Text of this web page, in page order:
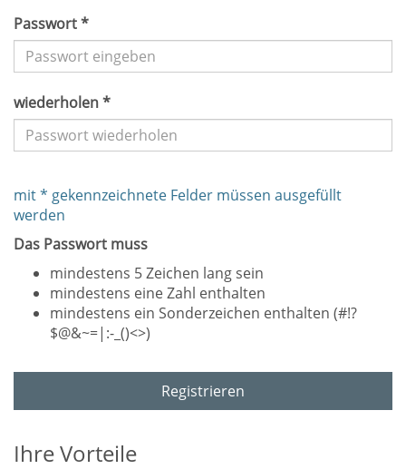
Passwort *
wiederholen *
mit * gekennzeichnete Felder müssen ausgefüllt
werden
Das Passwort muss
mindestens 5 Zeichen lang sein
mindestens eine Zahl enthalten
mindestens ein Sonderzeichen enthalten (#!?
$@&~=|:-_()<>)
Registrieren
Ihre Vorteile